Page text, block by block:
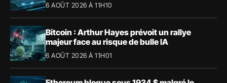
6 AOÛT 2026 À 11H10
Bitcoin : Arthur Hayes prévoit un rallye
majeur face au risque de bulle IA
6 AOÛT 2026 À 11H01